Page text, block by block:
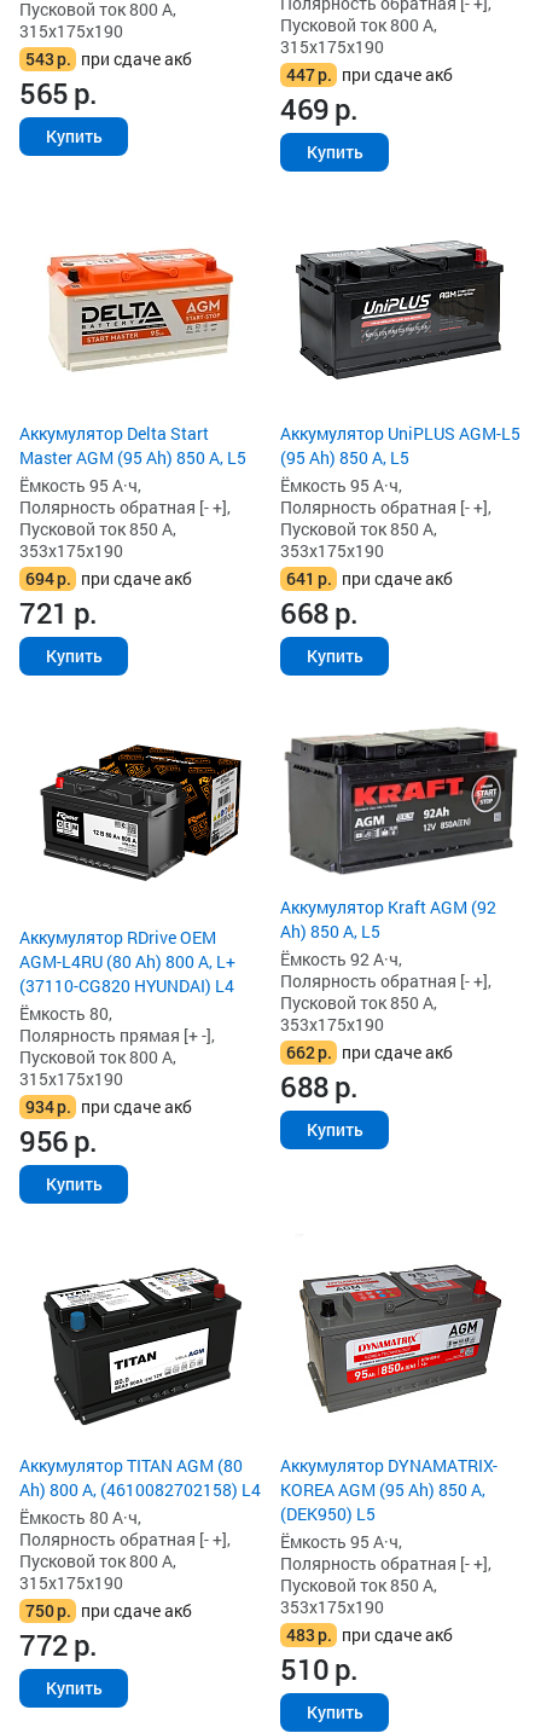
Пусковой ток 800 А,
315x175x190
543р. при сдаче акб
565р.
Купить
Пусковой ток 800 А,
315x175x190
447р. при сдаче акб
469р.
Купить
Аккумулятор Delta Start
Master AGM (95 Ah) 850 А, L5
Ёмкость 95 А·ч,
Полярность обратная [- +],
Пусковой ток 850 А,
353x175x190
694р. при сдаче акб
721 р.
Купить
Аккумулятор UniPLUS AGM-L5
(95 Ah) 850 А, L5
Ёмкость 95 А·ч,
Полярность обратная [- +],
Пусковой ток 850 А,
353x175x190
641 р. при сдаче акб
668р.
Купить
Аккумулятор RDrive OEM
AGM-L4RU (80 Ah) 800 А, L+
(37110-CG820 HYUNDAI) L4
Ёмкость 80,
Полярность прямая [+ -],
Пусковой ток 800 А,
315x175x190
934р. при сдаче акб
956р.
Купить
Аккумулятор Kraft AGM (92
Ah) 850 А, L5
Ёмкость 92 А·ч,
Полярность обратная [- +],
Пусковой ток 850 А,
353x175x190
662р. при сдаче акб
688р.
Купить
Аккумулятор TITAN AGM (80
Ah) 800 А, (4610082702158) L4
Ёмкость 80 А·ч,
Полярность обратная [- +],
Пусковой ток 800 А,
315x175x190
750р. при сдаче акб
772р.
Купить
Аккумулятор DYNAMATRIX-
KOREA AGM (95 Ah) 850 А,
(DEK950) L5
Ёмкость 95 А·ч,
Полярность обратная [- +],
Пусковой ток 850 А,
353x175x190
483р. при сдаче акб
510р.
Купить